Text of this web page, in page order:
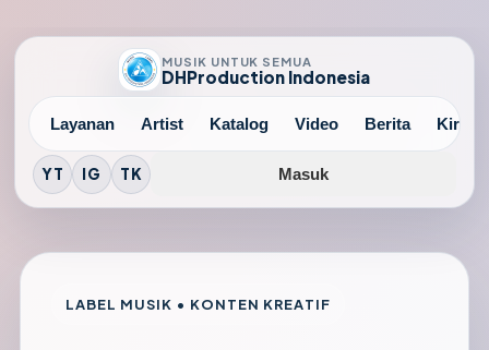
MUSIK UNTUK SEMUA
DHProduction Indonesia
Layanan Artist Katalog Video Berita Kirim
YT IG TK Masuk
LABEL MUSIK • KONTEN KREATIF